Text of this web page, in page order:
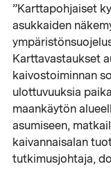
”Karttapohjaiset
asukkaiden
Karttavastaukset
kaivostoiminnan
ulottuvuuksia
maankäytön
asumiseen,
kaivannaisalan
tutkimusjohtaja,